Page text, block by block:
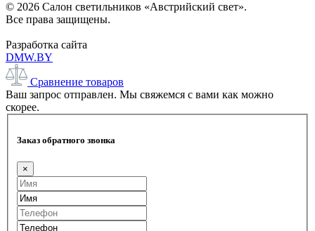
© 2026 Салон светильников «Австрийский свет».
Все права защищены.
Разработка сайта
DMW.BY
Сравнение товаров
Ваш запрос отправлен. Мы свяжемся с вами как можно
скорее.
Заказ обратного звонка
×